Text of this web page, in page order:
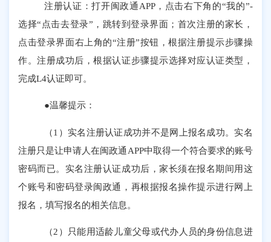
注册认证：打开闽政通 APP，点击右下角的“我的”-
选择“点击去登录”，跳转到登录界面；首次注册的家长，
点击登录界面右上角的“注册”按钮，根据注册提示步骤操
作。注册成功后，根据认证步骤提示选择对应认证类型，
完成L4认证即可。
●温馨提示：
（1）实名注册认证成功并不是网上报名成功。实名
注册只是让申请人在闽政通APP中取得一个符合要求的账号
密码而已。实名注册认证成功后，家长须在报名期间用这
个账号和密码登录闽政通，再根据报名操作提示进行网上
报名，填写报名的相关信息。
（2）只能用适龄儿童父母或代办人员的身份信息进